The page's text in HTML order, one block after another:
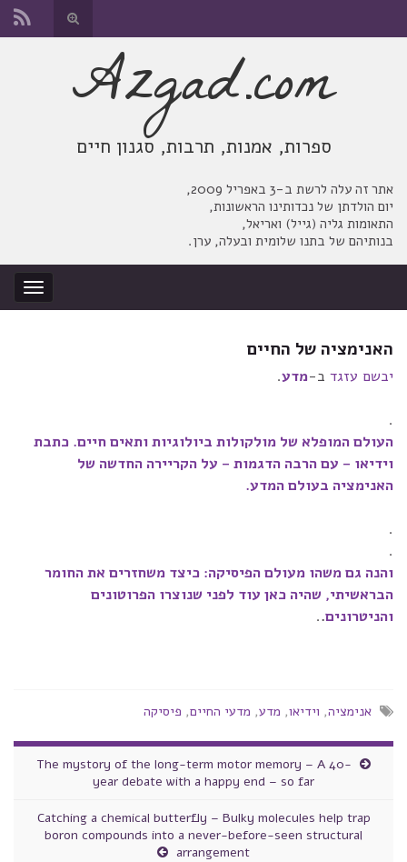
החלף
טופס
אתר זה עלה לרשת ב-3 באפריל 2009,
יום הולדתן של נכדותינו הראשונות,
התאומות גליה (גייל) ואריאל,
בנותיהם של בתנו שלומית ובעלה, ערן.
החלף
ניווט
Azgad.com
ספרות, אמנות, תרבות, סגנון חיים
האנימציה של החיים
יבשם עזגד ב-מדע.
.
העולם המופלא של מולקולות ביולוגיות ותאים חיים. כתבת
וידיאו – עם הרבה הדגמות – על הקריירה החדשה של
האנימציה בעולם המדע.
.
.
והנה גם משהו מעולם הפיסיקה: כיצד משחזרים את החומר
הבראשיתי, שהיה כאן עוד לפני שנוצרו הפרוטונים
והניטרונים.
.
אנימציה, וידיאו, מדע, מדעי החיים, פיסיקה
The mystory of the long-term motor memory – A 40-
year debate with a happy end – so far
Catching a chemical butterfly – Bulky molecules help trap
boron compounds into a never-before-seen structural
arrangement